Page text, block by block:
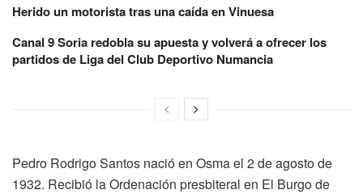
Herido un motorista tras una caída en Vinuesa
Canal 9 Soria redobla su apuesta y volverá a ofrecer los
partidos de Liga del Club Deportivo Numancia
Pedro Rodrigo Santos nació en Osma el 2 de agosto de
1932. Recibió la Ordenación presbiteral en El Burgo de